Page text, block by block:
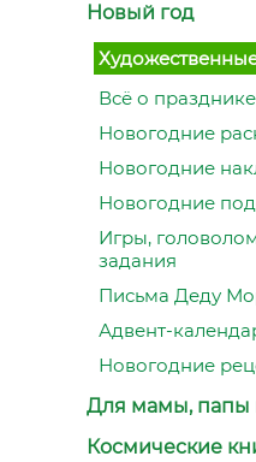
Новый год
Всё о
Новогодние
Новогодние
Новогодние
Игры,
задания
Письма Деду
Адвент-
Новогодние
Для мамы, папы
Космические